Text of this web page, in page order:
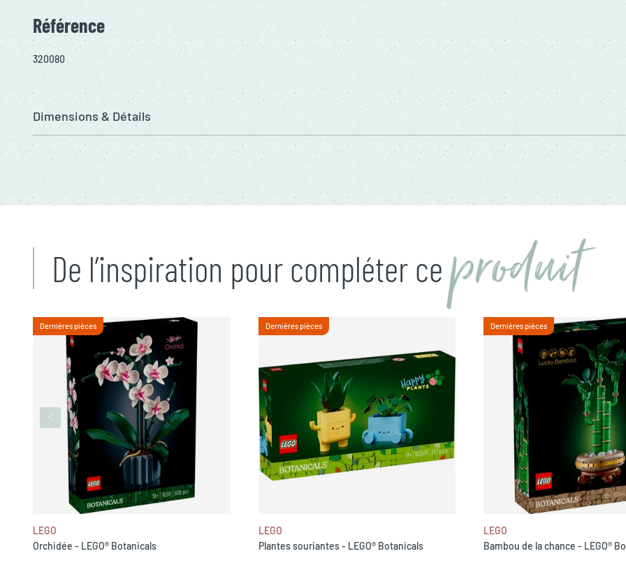
Référence
320080
Dimensions & Détails
De l’inspiration pour compléter ce produit
Dernières pièces
LEGO
Orchidée - LEGO® Botanicals
Dernières pièces
LEGO
Plantes souriantes - LEGO® Botanicals
Dernières pièces
LEGO
Bambou de la chance - LEGO®